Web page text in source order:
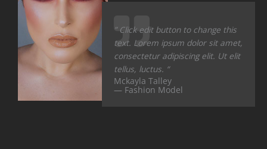
” Click edit button to change this
text. Lorem ipsum dolor sit amet,
consectetur adipiscing elit. Ut elit
tellus, luctus. “
Mckayla Talley
— Fashion Model